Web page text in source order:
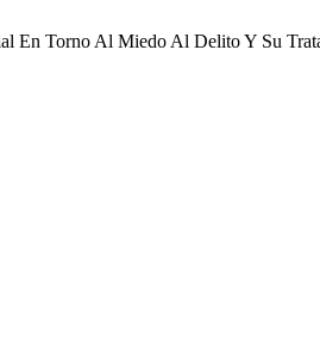
En Torno Al Miedo Al Delito Y Su